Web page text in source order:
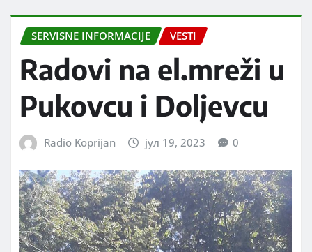
SERVISNE INFORMACIJE VESTI
Radovi na el.mreži u
Pukovcu i Doljevcu
Radio Koprijan јул 19, 2023 0